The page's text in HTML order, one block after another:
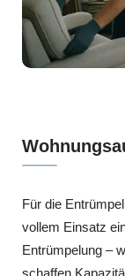
Für die
vollem Einsatz
Entrümpelung –
schaffen